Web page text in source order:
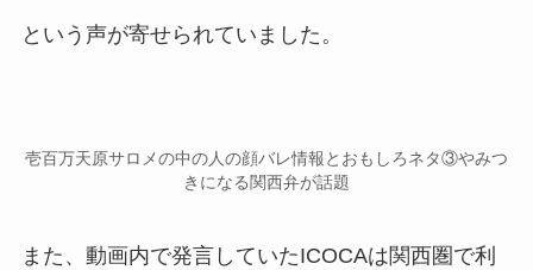
という声が寄せられていました。
壱百万天原サロメの中の人の顔バレ情報とおもしろネタ③やみつ
きになる関西弁が話題
また、動画内で発言していたICOCAは関西圏で利